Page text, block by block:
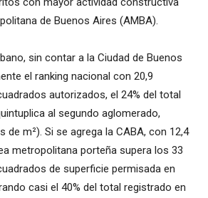
de Buenos Aires (AMBA).
sin contar a la Ciudad de Buenos
el ranking nacional con 20,9
autorizados, el 24% del total
al segundo aglomerado,
de m²). Si se agrega la CABA, con 12,4
metropolitana porteña supera los 33
de superficie permisada en
casi el 40% del total registrado en